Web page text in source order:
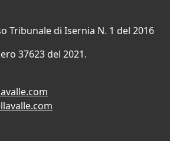
Tribunale di Isernia N. 1 del 2016
37623 del 2021.